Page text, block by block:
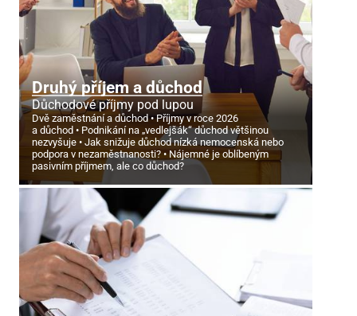
Druhý příjem a důchod
Důchodové příjmy pod lupou
Dvě zaměstnání a důchod
Příjmy v roce 2026
a důchod
Podnikání na „vedlejšák“ důchod většinou
nezvyšuje
Jak snižuje důchod nízká nemocenská nebo
podpora v nezaměstnanosti?
Nájemné je oblíbeným
pasivním příjmem, ale co důchod?